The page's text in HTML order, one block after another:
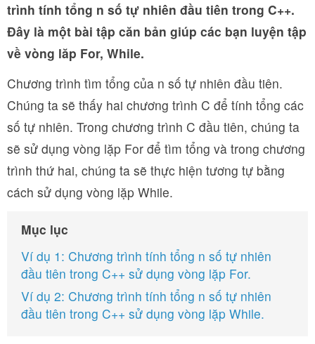
trình tính tổng n số tự nhiên đầu tiên trong C++.
Đây là một bài tập căn bản giúp các bạn luyện tập
về vòng lăp For, While.
Chương trình tìm tổng của n số tự nhiên đầu tiên.
Chúng ta sẽ thấy hai chương trình C để tính tổng các
số tự nhiên. Trong chương trình C đầu tiên, chúng ta
sẽ sử dụng vòng lặp For để tìm tổng và trong chương
trình thứ hai, chúng ta sẽ thực hiện tương tự bằng
cách sử dụng vòng lặp While.
Mục lục
Ví dụ 1: Chương trình tính tổng n số tự nhiên
đầu tiên trong C++ sử dụng vòng lặp For.
Ví dụ 2: Chương trình tính tổng n số tự nhiên
đầu tiên trong C++ sử dụng vòng lặp While.